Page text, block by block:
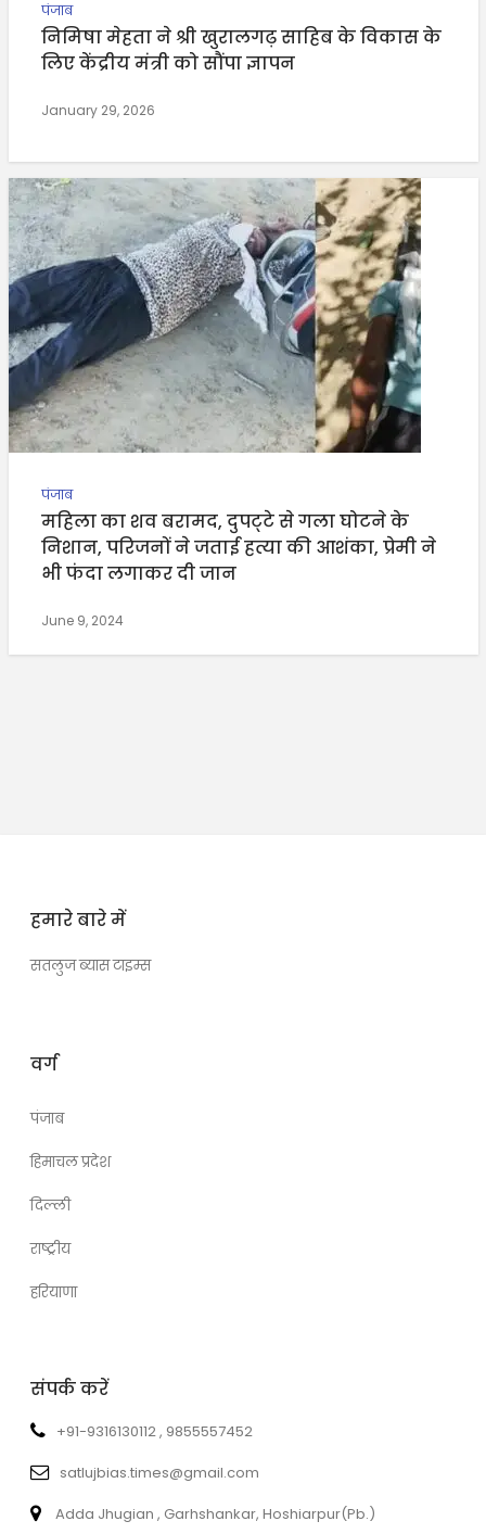
पंजाब
निमिषा मेहता ने श्री खुरालगढ़ साहिब के विकास के
लिए केंद्रीय मंत्री को सौंपा ज्ञापन
January 29, 2026
पंजाब
महिला का शव बरामद, दुपट्‌टे से गला घोटने के
निशान, परिजनों ने जताई हत्या की आशंका, प्रेमी ने
भी फंदा लगाकर दी जान
June 9, 2024
हमारे बारे में
सतलुज ब्यास टाइम्स
वर्ग
पंजाब
हिमाचल प्रदेश
दिल्ली
राष्ट्रीय
हरियाणा
संपर्क करें
+91-9316130112 , 9855557452
satlujbias.times@gmail.com
Adda Jhugian , Garhshankar, Hoshiarpur(Pb.)